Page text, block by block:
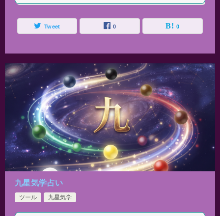
Tweet 0 0
九星気学占い
ツール 九星気学